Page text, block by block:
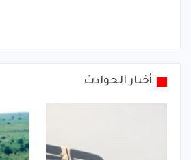
أخبار الحوادث